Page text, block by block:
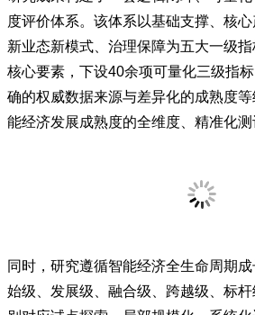
研究成果构建了一套逻辑闭环、可量
度评价体系。该体系以基础支撑、核心
新业态新模式、治理保障为五大一级
核心要素，下设40余项可量化三级指
确的权威数据来源与差异化的成熟度等
同时，研究遵循智能经济全生命周期成
始级、发展级、融合级、跨越级、标